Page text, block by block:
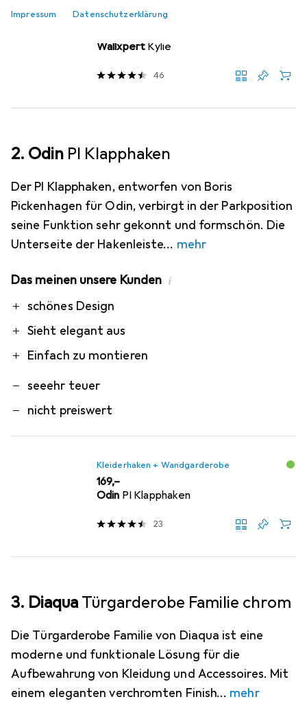
Impressum Datenschutzerklärung
Kleiderhaken + Wandgarderobe
Wallxpert Kylie
46
2. Odin PI Klapphaken
Der PI Klapphaken, entworfen von Boris
Pickenhagen für Odin, verbirgt in der Parkposition
seine Funktion sehr gekonnt und formschön. Die
Unterseite der Hakenleiste
mehr
Das meinen unsere Kunden i
Proschönes Design
Sieht elegant aus
Einfach zu montieren
Contra
seeehr teuer
nicht preiswert
Kleiderhaken + Wandgarderobe
EUR
169,–
Odin PI Klapphaken
23
3. Diaqua Türgarderobe Familie chrom
Die Türgarderobe Familie von Diaqua ist eine
moderne und funktionale Lösung für die
Aufbewahrung von Kleidung und Accessoires. Mit
einem eleganten verchromten Finish
mehr